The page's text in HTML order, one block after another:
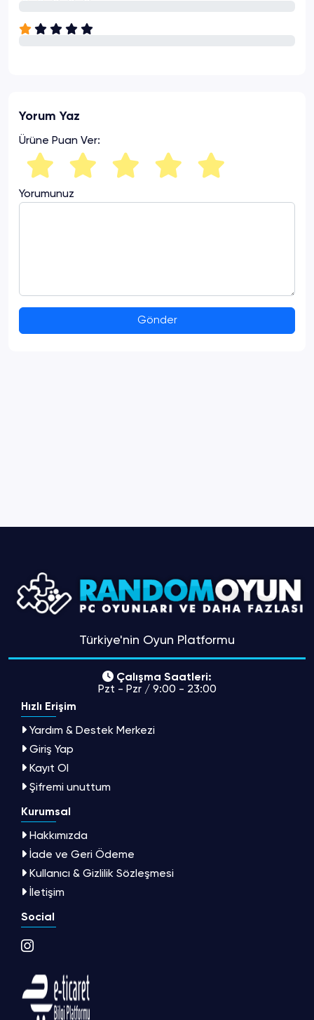
Yorum Yaz
Ürüne Puan Ver:
Yorumunuz
Gönder
Türkiye'nin Oyun Platformu
Çalışma Saatleri:
Pzt - Pzr / 9:00 - 23:00
Hızlı Erişim
Yardım & Destek Merkezi
Giriş Yap
Kayıt Ol
Şifremi unuttum
Kurumsal
Hakkımızda
İade ve Geri Ödeme
Kullanıcı & Gizlilik Sözleşmesi
İletişim
Social